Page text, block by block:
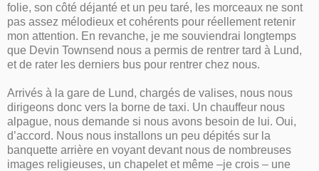
folie, son côté déjanté et un peu taré, les morceaux ne sont
pas assez mélodieux et cohérents pour réellement retenir
mon attention. En revanche, je me souviendrai longtemps
que Devin Townsend nous a permis de rentrer tard à Lund,
et de rater les derniers bus pour rentrer chez nous.
Arrivés à la gare de Lund, chargés de valises, nous nous
dirigeons donc vers la borne de taxi. Un chauffeur nous
alpague, nous demande si nous avons besoin de lui. Oui,
d’accord. Nous nous installons un peu dépités sur la
banquette arrière en voyant devant nous de nombreuses
images religieuses, un chapelet et même –je crois – une